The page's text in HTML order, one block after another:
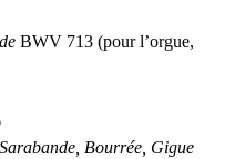
BWV 713 (pour l’orgue,
Bourrée, Gigue